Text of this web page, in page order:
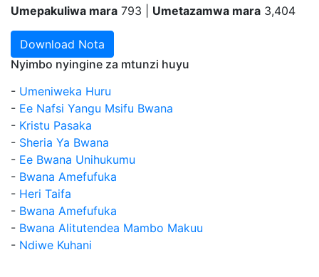
Umepakuliwa mara 793 | Umetazamwa mara 3,404
Download Nota
Nyimbo nyingine za mtunzi huyu
- Umeniweka Huru
- Ee Nafsi Yangu Msifu Bwana
- Kristu Pasaka
- Sheria Ya Bwana
- Ee Bwana Unihukumu
- Bwana Amefufuka
- Heri Taifa
- Bwana Amefufuka
- Bwana Alitutendea Mambo Makuu
- Ndiwe Kuhani